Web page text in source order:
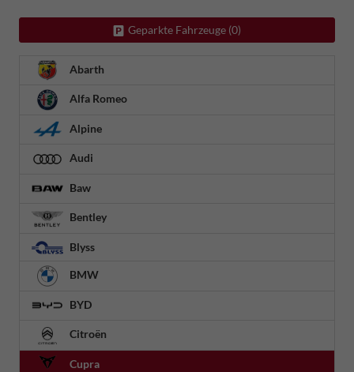
Geparkte Fahrzeuge (0)
Abarth
Alfa Romeo
Alpine
Audi
Baw
Bentley
Blyss
BMW
BYD
Citroën
Cupra